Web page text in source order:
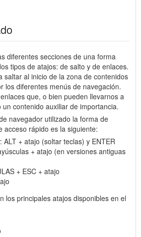
diferentes secciones de una forma
tipos de atajos: de salto y de enlaces.
saltar al inicio de la zona de contenidos
los diferentes menús de navegación.
que, o bien pueden llevarnos a
contenido auxiliar de importancia.
navegador utilizado la forma de
acceso rápido es la siguiente:
: ALT + atajo (soltar teclas) y ENTER
+ atajo (en versiones antiguas
+ ESC + atajo
los principales atajos disponibles en el